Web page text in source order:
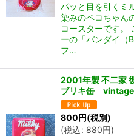
パッと目を引くミ
染みのペコちゃん
コースターです。
ーの「バンダイ（
フ…
2001年製 不二家
ブリキ缶
800円(税別)
(税込: 880円)